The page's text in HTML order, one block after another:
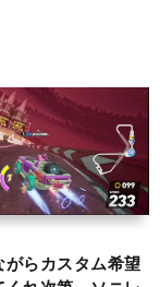
がらカスタム希望